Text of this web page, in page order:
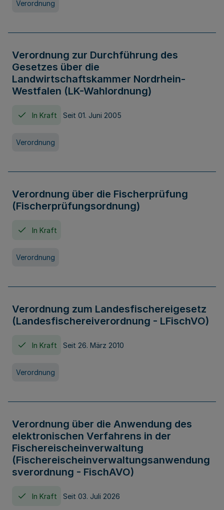
Verordnung
Verordnung zur Durchführung des
Gesetzes über die
Landwirtschaftskammer Nordrhein-
Westfalen (LK-Wahlordnung)
In Kraft Seit 01. Juni 2005
Verordnung
Verordnung über die Fischerprüfung
(Fischerprüfungsordnung)
In Kraft
Verordnung
Verordnung zum Landesfischereigesetz
(Landesfischereiverordnung - LFischVO)
In Kraft Seit 26. März 2010
Verordnung
Verordnung über die Anwendung des
elektronischen Verfahrens in der
Fischereischeinverwaltung
(Fischereischeinverwaltungsanwendung
sverordnung - FischAVO)
In Kraft Seit 03. Juli 2026